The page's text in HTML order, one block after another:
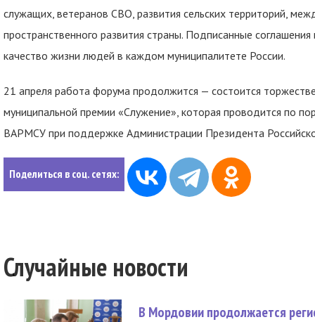
служащих, ветеранов СВО, развития сельских территорий,
пространственного развития страны. Подписанные
качество жизни людей в каждом муниципалитете России.
21 апреля работа форума продолжится — состоится
муниципальной премии «Служение», которая проводится по
ВАРМСУ при поддержке Администрации Президента
Поделиться в соц. сетях:
Случайные новости
В Мордовии продолжается